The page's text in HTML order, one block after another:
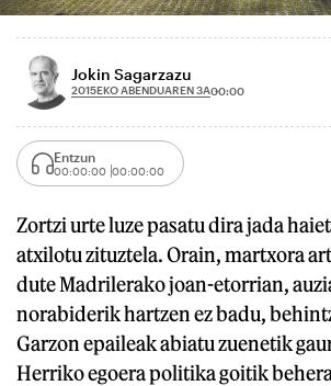
Jokin Sagarzazu
2015EKO ABENDUAREN 3A00:00
Entzun
00:00:00 00:00:00
Zortzi urte luze pasatu dira jada
atxilotu zituztela. Orain, martxora
dute Madrilerako joan-etorrian,
norabiderik hartzen ez badu,
Garzon epaileak abiatu zuenetik
Herriko egoera politika goitik